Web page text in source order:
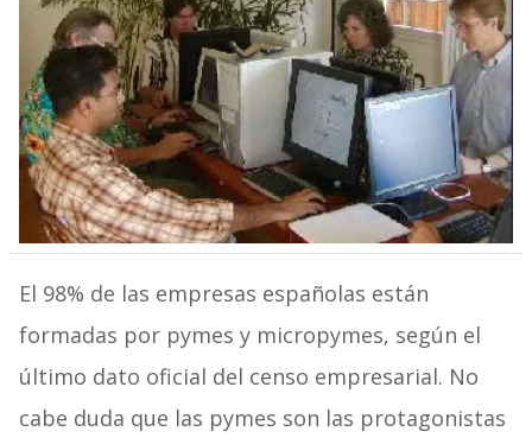
El 98% de las empresas españolas están
formadas por pymes y micropymes, según el
último dato oficial del censo empresarial. No
cabe duda que las pymes son las protagonistas